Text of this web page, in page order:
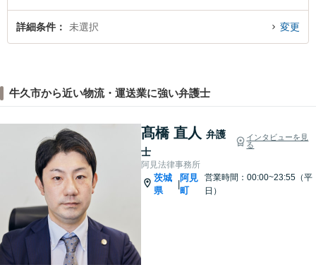
詳細条件 未選択 変更
牛久市から近い物流・運送業に強い弁護士
髙橋 直人 弁護
士
インタビューを見
る
阿見法律事務所
茨城
県
|
阿見
町
営業時間：00:00~23:55（平
日）